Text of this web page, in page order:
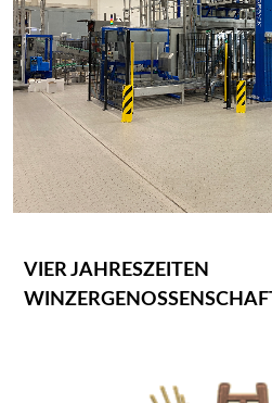
VIER JAHRESZEITEN
WINZERGENOSSENSCHAFT